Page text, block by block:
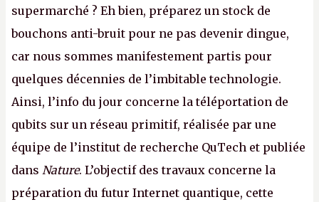
supermarché ? Eh bien, préparez un stock de
bouchons anti-bruit pour ne pas devenir dingue,
car nous sommes manifestement partis pour
quelques décennies de l’imbitable technologie.
Ainsi, l’info du jour concerne la téléportation de
qubits sur un réseau primitif, réalisée par une
équipe de l’institut de recherche QuTech et publiée
dans Nature. L’objectif des travaux concerne la
préparation du futur Internet quantique, cette